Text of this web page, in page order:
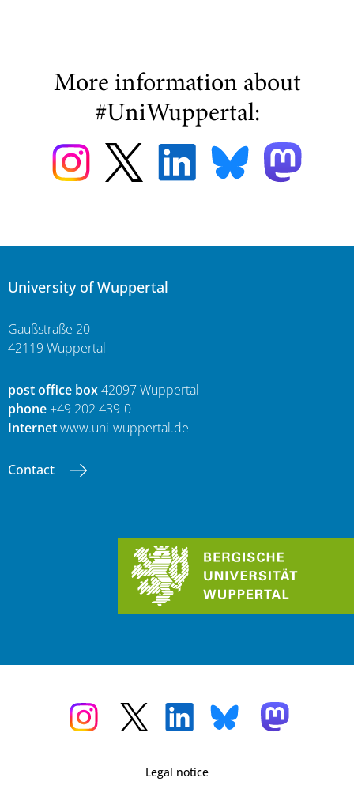
More information about
#UniWuppertal:
University of Wuppertal
Gaußstraße 20
42119 Wuppertal
post office box42097 Wuppertal
phone+49 202 439-0
Internetwww.uni-wuppertal.de
Contact
Legal notice